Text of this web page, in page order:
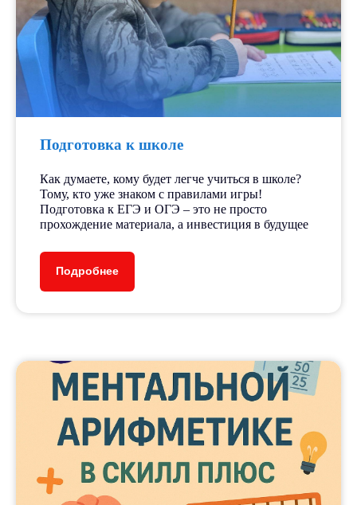
Подготовка к школе
Как думаете, кому будет легче учиться в школе?
Тому, кто уже знаком с правилами игры!
Подготовка к ЕГЭ и ОГЭ – это не просто
прохождение материала, а инвестиция в будущее
Подробнее
5+
лет работы
250+
детей ежегодно
15+
30+
направлений и курсов